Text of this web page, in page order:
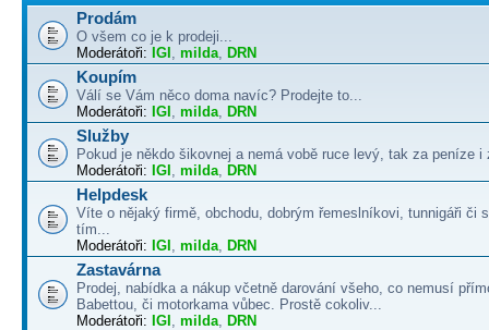
Prodám
O všem co je k prodeji...
Moderátoři: IGI , milda, DRN
Koupím
Válí se Vám něco doma navíc? Prodejte to...
Moderátoři: IGI , milda, DRN
Služby
Pokud je někdo šikovnej a nemá vobě ruce levý, tak za peníze i
Moderátoři: IGI , milda, DRN
Helpdesk
Víte o nějaký firmě, obchodu, dobrým řemeslníkovi, tunnigáři či
tím...
Moderátoři: IGI , milda, DRN
Zastavárna
Prodej, nabídka a nákup včetně darování všeho, co nemusí
Babettou, či motorkama vůbec. Prostě cokoliv...
Moderátoři: IGI , milda, DRN